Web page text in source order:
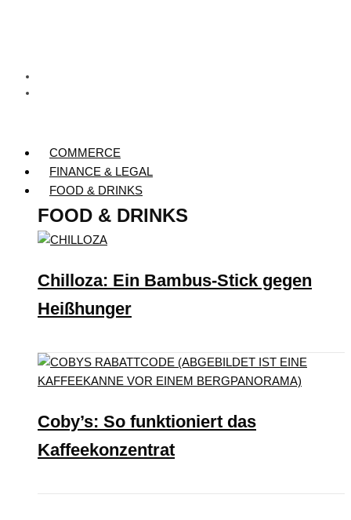
COMMERCE
FINANCE & LEGAL
FOOD & DRINKS
FOOD & DRINKS
Chilloza: Ein Bambus-Stick gegen
Heißhunger
Coby’s: So funktioniert das
Kaffeekonzentrat